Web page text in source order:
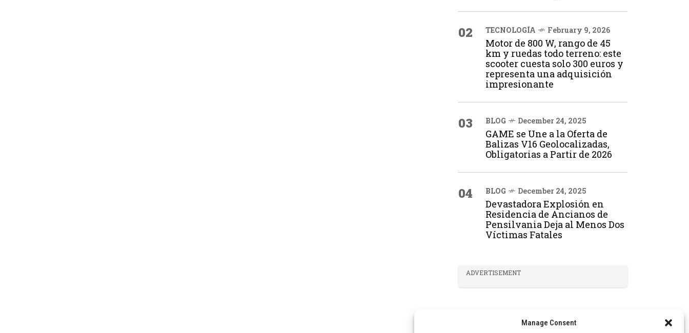
Manage Consent
02 TECNOLOGÍA February 9, 2026
Motor de 800 W, rango de 45
km y ruedas todo terreno: este
scooter cuesta solo 300 euros y
representa una adquisición
impresionante
03 BLOG December 24, 2025
GAME se Une a la Oferta de
Balizas V16 Geolocalizadas,
Obligatorias a Partir de 2026
04 BLOG December 24, 2025
Devastadora Explosión en
Residencia de Ancianos de
Pensilvania Deja al Menos Dos
Víctimas Fatales
ADVERTISEMENT